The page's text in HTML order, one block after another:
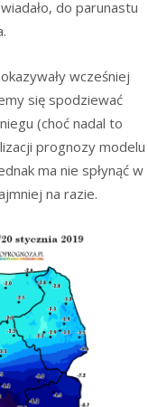
do parunastu
wcześniej
się spodziewać
(choć nadal to
prognozy modelu
ma nie spłynąć w
na razie.